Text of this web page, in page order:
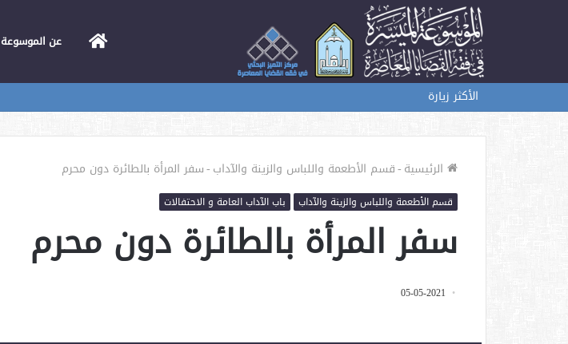
الرئيسيةعن الموسوعة
الأكثر زيارة
الرئيسية-قسم الأطعمة واللباس والزينة والآداب-سفر المرأة بالطائرة دون محرم
قسم الأطعمة واللباس والزينة والآداب باب الآداب العامة و الاحتفالات
سفر المرأة بالطائرة دون محرم
05-05-2021